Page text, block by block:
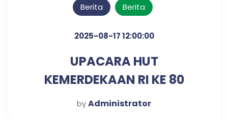
Berita Berita
2025-08-17 12:00:00
UPACARA HUT
KEMERDEKAAN RI KE 80
TAHUN
byAdministrator